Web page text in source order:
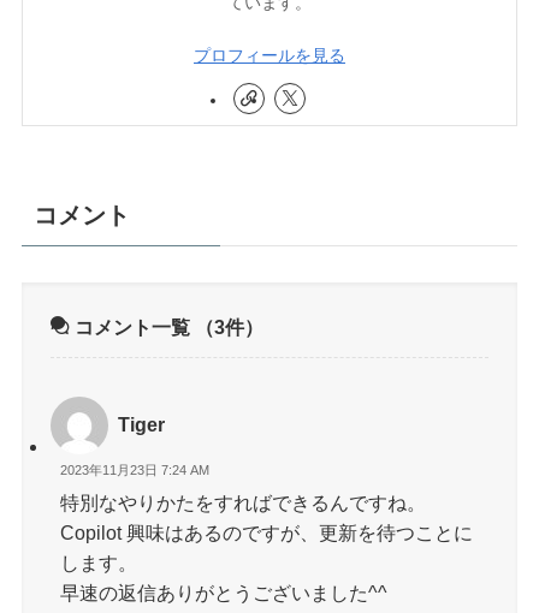
プロフィールを見る
コメント
コメント一覧 （3件）
Tiger
2023年11月23日 7:24 AM
特別なやりかたをすればできるんですね。
Copilot 興味はあるのですが、更新を待つことに
します。
早速の返信ありがとうございました^^